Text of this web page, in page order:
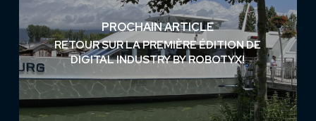
PROCHAIN ARTICLE
RETOUR SUR LA PREMIÈRE ÉDITION DE
DIGITAL INDUSTRY BY ROBOTYX!